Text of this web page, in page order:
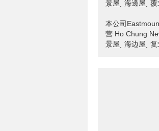
景屋ˎ 海邊屋ˎ
本公司
营 Ho Chung
景屋ˎ 海边屋ˎ